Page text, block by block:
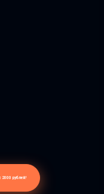
2000 рублей!